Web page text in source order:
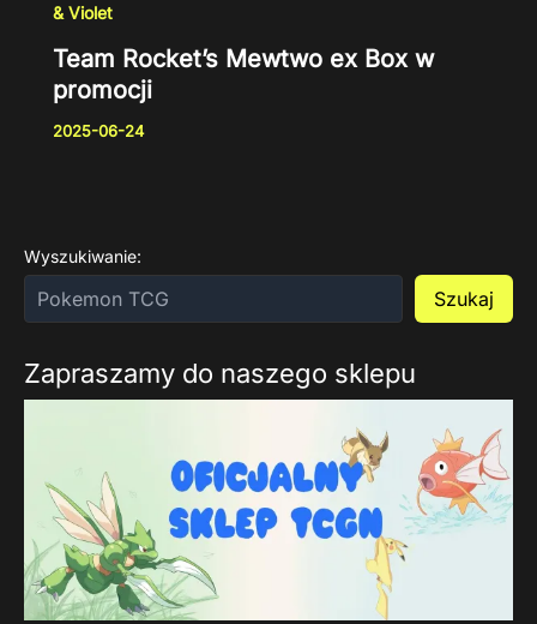
& Violet
Team Rocket’s Mewtwo ex Box w
promocji
2025-06-24
Wyszukiwanie:
Szukaj
Zapraszamy do naszego sklepu